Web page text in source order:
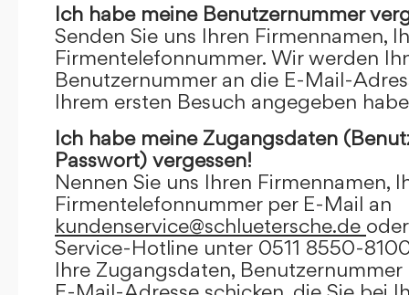
Ich habe meine Benutzernummer
Senden Sie uns Ihren Firmennamen,
Firmentelefonnummer. Wir werden
Benutzernummer an die E-Mail-
Ihrem ersten Besuch angegeben
Ich habe meine Zugangsdaten
Passwort) vergessen!
Nennen Sie uns Ihren Firmennamen,
Firmentelefonnummer per E-Mail an
kundenservice@schluetersche.de
Service-Hotline unter 0511 8550-
Ihre Zugangsdaten,